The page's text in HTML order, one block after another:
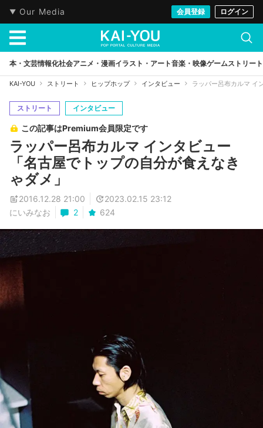
Our Media 会員登録 ログイン
本・文芸情報化社会アニメ・漫画イラスト・アート音楽・映像ゲームストリート
KAI-YOU ストリート ヒップホップ インタビュー ラッパー呂布カルマ イ
ストリート インタビュー
この記事はPremium会員限定です
ラッパー呂布カルマ インタビュー
「名古屋でトップの自分が食えなき
ゃダメ」
2016.12.28 21:00
2023.02.15 23:12
にいみなお
2 624